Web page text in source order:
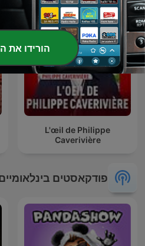
L'œil de Philippe
Caverivière
פודקאסטים
הורידו את